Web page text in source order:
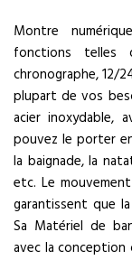
Montre
fonctions telles
chronographe, 12/
plupart de vos
acier inoxydable,
pouvez le porter
la baignade, la
etc. Le
garantissent que
Sa Matériel de
avec la